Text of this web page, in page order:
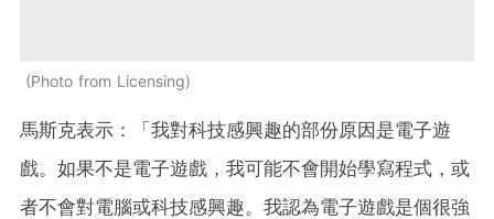
Photo from Licensing
馬斯克表示：「我對科技感興趣的部份原因是電子遊
戲。如果不是電子遊戲，我可能不會開始學寫程式，或
者不會對電腦或科技感興趣。我認為電子遊戲是個很強